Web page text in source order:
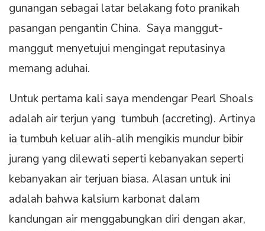
gunangan sebagai latar belakang foto pranikah
pasangan pengantin China. Saya manggut-
manggut menyetujui mengingat reputasinya
memang aduhai.
Untuk pertama kali saya mendengar Pearl Shoals
adalah air terjun yang tumbuh (accreting). Artinya
ia tumbuh keluar alih-alih mengikis mundur bibir
jurang yang dilewati seperti kebanyakan seperti
kebanyakan air terjuan biasa. Alasan untuk ini
adalah bahwa kalsium karbonat dalam
kandungan air menggabungkan diri dengan akar,